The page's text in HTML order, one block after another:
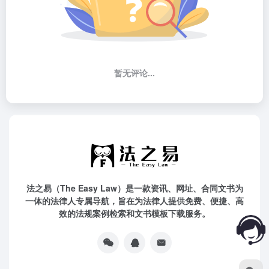
暂无评论...
法之易（The Easy Law）是一款资讯、网址、合同文书为
一体的法律人专属导航，旨在为法律人提供免费、便捷、高
效的法规案例检索和文书模板下载服务。